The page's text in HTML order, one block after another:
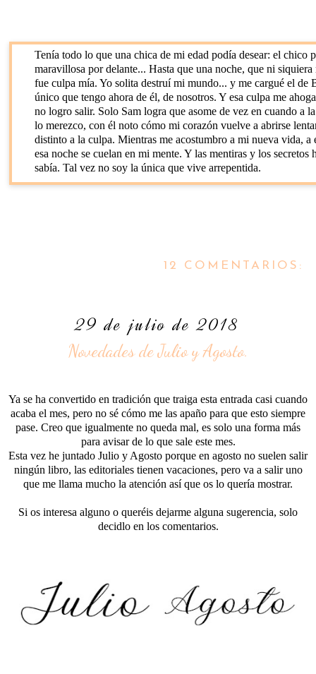
Tenía todo lo que una chica de mi edad podía desear: el chico
maravillosa por delante... Hasta que una noche, que ni
fue culpa mía. Yo solita destruí mi mundo... y me cargué el de
único que tengo ahora de él, de nosotros. Y esa culpa me
no logro salir. Solo Sam logra que asome de vez en cuando a
lo merezco, con él noto cómo mi corazón vuelve a abrirse
distinto a la culpa. Mientras me acostumbro a mi nueva vida, a
esa noche se cuelan en mi mente. Y las mentiras y los secretos
sabía. Tal vez no soy la única que vive arrepentida.
12 COMENTARIOS:
29 de julio de 2018
Novedades de Julio y Agosto.
Ya se ha convertido en tradición que traiga esta entrada casi cuando
acaba el mes, pero no sé cómo me las apaño para que esto siempre
pase. Creo que igualmente no queda mal, es solo una forma más
para avisar de lo que sale este mes.
Esta vez he juntado Julio y Agosto porque en agosto no suelen salir
ningún libro, las editoriales tienen vacaciones, pero va a salir uno
que me llama mucho la atención así que os lo quería mostrar.
Si os interesa alguno o queréis dejarme alguna sugerencia, solo
decidlo en los comentarios.